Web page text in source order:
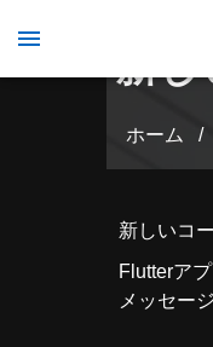
新し
ホーム /
新しいコ
Flutterア
メッセー